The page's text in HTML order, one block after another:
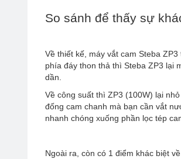
So sánh để thấy sự
Về thiết kế, máy vắt cam Steba
phía đáy thon thả thì Steba ZP3 lại
dần.
Về công suất thì ZP3 (100W) lại
đống cam chanh mà bạn cần vắt
nhanh chóng xuống phần lọc tép
Ngoài ra, còn có 1 điểm khác biệt